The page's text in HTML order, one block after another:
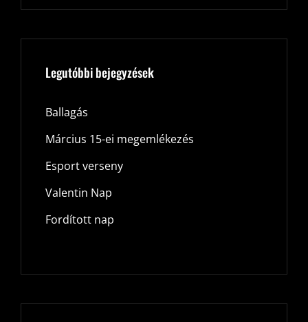
Legutóbbi bejegyzések
Ballagás
Március 15-ei megemlékezés
Esport verseny
Valentin Nap
Fordított nap